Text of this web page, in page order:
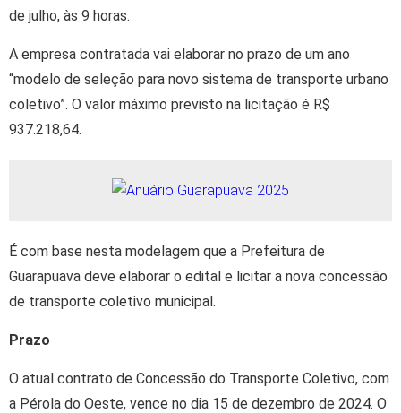
de julho, às 9 horas.
A empresa contratada vai elaborar no prazo de um ano
“modelo de seleção para novo sistema de transporte urbano
coletivo”. O valor máximo previsto na licitação é R$
937.218,64.
É com base nesta modelagem que a Prefeitura de
Guarapuava deve elaborar o edital e licitar a nova concessão
de transporte coletivo municipal.
Prazo
O atual contrato de Concessão do Transporte Coletivo, com
a Pérola do Oeste, vence no dia 15 de dezembro de 2024. O